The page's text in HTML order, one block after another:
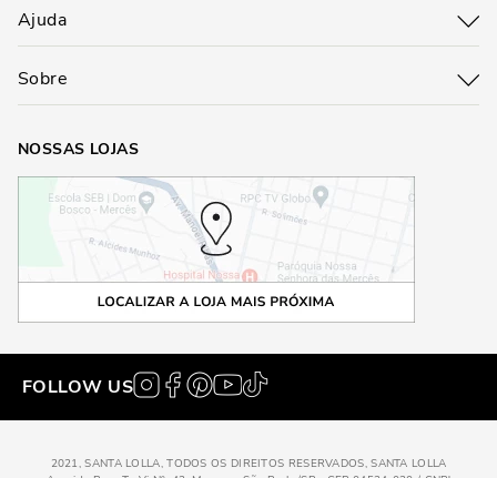
Ajuda
Sobre
NOSSAS LOJAS
FOLLOW US
2021, SANTA LOLLA, TODOS OS DIREITOS RESERVADOS, SANTA LOLLA